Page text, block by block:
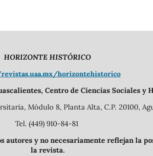
HORIZONTE HISTÓRICO
horizontehistorico
Centro de Ciencias Sociales y
Módulo 8, Planta Alta, C.P. 20100,
Tel. (449) 910-84-81
autores y no necesariamente reflejan la
la revista.